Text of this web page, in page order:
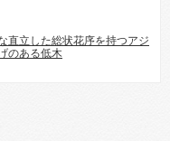
直立した総状花序を持つアジ
のある低木